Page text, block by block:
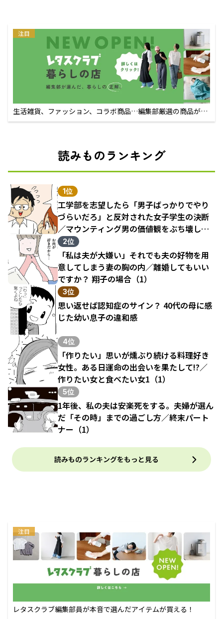
注目
生活雑貨、ファッション、コラボ商品…編集部厳選の商品が買
えるECサイト
読みものランキング
1位
工学部を志望したら「男子ばっかりでやり
づらいだろ」と反対された女子学生の決断
／マウンティング男の価値観をぶち壊した
結果（1）
2位
「私は夫が大嫌い」それでも夫の好物を用
意してしまう妻の胸の内／離婚してもいい
ですか？ 翔子の場合（1）
3位
思い返せば認知症のサイン？ 40代の母に感
じた幼い息子の違和感
4位
「作りたい」思いが燻ぶり続ける料理好き
女性。ある日運命の出会いを果たして!?／
作りたい女と食べたい女1（1）
5位
1年後、私の夫は安楽死をする。夫婦が選ん
だ「その時」までの過ごし方／終末パート
ナー（1）
読みものランキングをもっと見る
注目
レタスクラブ編集部員が本音で選んだアイテムが買える！